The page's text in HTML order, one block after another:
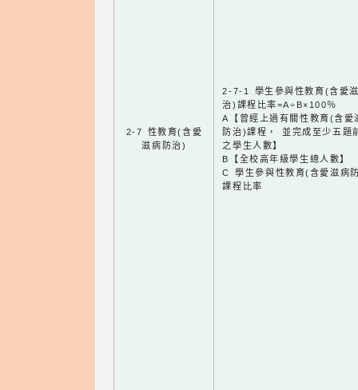
2-7 性教育(含愛
滋病防治)
2-7-1 學生參與性教育(含愛
治)課程比率=A÷B×100％
A【曾經上過有關性教育(含愛
防治)課程， 並完成至少五題
之學生人數】
B【全校高年級學生總人數】
C 學生參與性教育(含愛滋病
課程比率